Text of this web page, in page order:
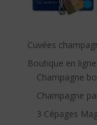
Cuvées
Boutique en ligne
Champagne
Champagne
3 Cépages